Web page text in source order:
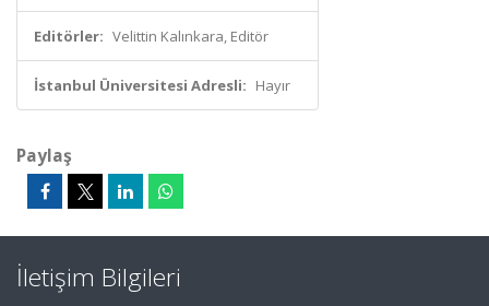
Editörler: Velittin Kalınkara, Editör
İstanbul Üniversitesi Adresli: Hayır
Paylaş
İletişim Bilgileri